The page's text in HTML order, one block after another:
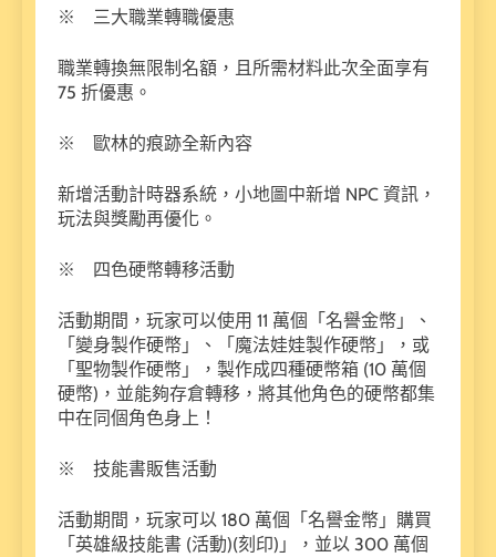
※ 三大職業轉職優惠
職業轉換無限制名額，且所需材料此次全面享有
75 折優惠。
※ 歐林的痕跡全新內容
新增活動計時器系統，小地圖中新增 NPC 資訊，
玩法與獎勵再優化。
※ 四色硬幣轉移活動
活動期間，玩家可以使用 11 萬個「名譽金幣」、
「變身製作硬幣」、「魔法娃娃製作硬幣」，或
「聖物製作硬幣」，製作成四種硬幣箱 (10 萬個
硬幣)，並能夠存倉轉移，將其他角色的硬幣都集
中在同個角色身上！
※ 技能書販售活動
活動期間，玩家可以 180 萬個「名譽金幣」購買
「英雄級技能書 (活動)(刻印)」，並以 300 萬個